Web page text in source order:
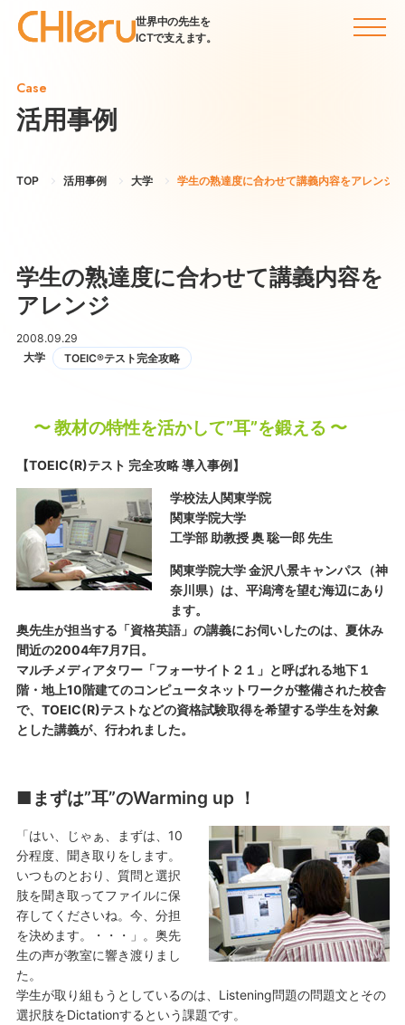
世界中の先生を
ICTで支えます。
Case
活用事例
TOP 活用事例 大学 学生の熟達度に合わせて講義内容をアレンジ
学生の熟達度に合わせて講義内容を
アレンジ
2008.09.29
大学
TOEIC®テスト完全攻略
〜 教材の特性を活かして”耳”を鍛える 〜
【TOEIC(R)テスト 完全攻略 導入事例】
学校法人関東学院
関東学院大学
工学部 助教授 奥 聡一郎 先生
関東学院大学 金沢八景キャンパス（神
奈川県）は、平潟湾を望む海辺にあり
ます。
奥先生が担当する「資格英語」の講義にお伺いしたのは、夏休み
間近の2004年7月7日。
マルチメディアタワー「フォーサイト２１」と呼ばれる地下１
階・地上10階建てのコンピュータネットワークが整備された校舎
で、TOEIC(R)テストなどの資格試験取得を希望する学生を対象
とした講義が、行われました。
■まずは”耳”のWarming up ！
「はい、じゃぁ、まずは、10
分程度、聞き取りをします。
いつものとおり、質問と選択
肢を聞き取ってファイルに保
存してくださいね。今、分担
を決めます。・・・」。奥先
生の声が教室に響き渡りまし
た。
学生が取り組もうとしているのは、Listening問題の問題文とその
選択肢をDictationするという課題です。